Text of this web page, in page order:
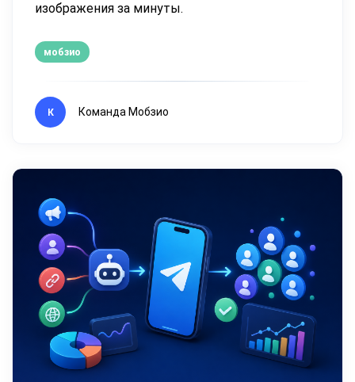
изображения за минуты.
мобзио
К Команда Мобзио